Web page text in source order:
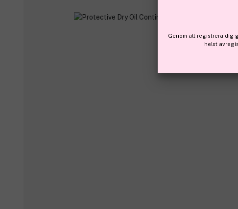
Genom att registrera dig
helst